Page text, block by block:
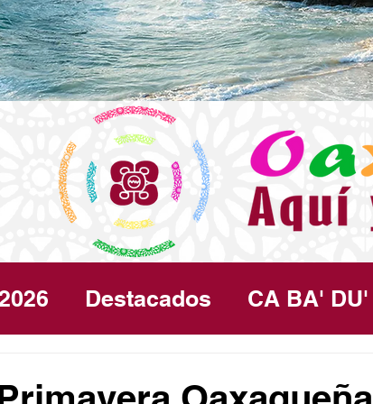
Destacados CA BA' DU'